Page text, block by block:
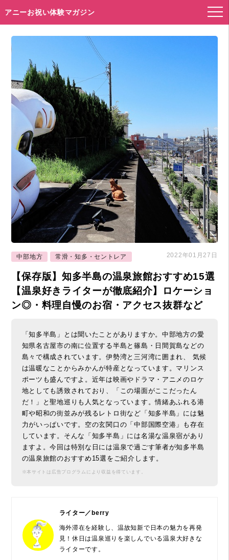
アニーお祝い体験マガジン
中部地方 常滑・知多・セントレア 2022年01月27日
【保存版】知多半島の温泉旅館おすすめ15選
【温泉好きライターが徹底紹介】ロケーショ
ン◎・料理自慢のお宿・アクセス抜群など
「知多半島」とは聞いたことがありますか。中部地方の愛
知県名古屋市の南に位置する半島と篠島・日間賀島などの
島々で構成されています。伊勢湾と三河湾に囲まれ、 気候
は温暖なことからみかんが特産となっています。マリンス
ポーツも盛んですよ。近年は映画やドラマ・アニメのロケ
地としても誘致されており、「この場面がここだったん
だ！」と聖地巡りも人気となっています。情緒あふれる港
町や昭和の街並みが残るレトロ街など「知多半島」には魅
力がいっぱいです。空の玄関口の「中部国際空港」も存在
しています。そんな「知多半島」には名湯な温泉宿があり
ますよ。今回は特別な日には温泉で過ごす筆者が知多半島
の温泉旅館のおすすめ15選をご紹介します。
※本サイトは広告プログラムにより収益を得ています。
ライター／berry
海外滞在を経験し、温故知新で日本の魅力を再発
見！休日は温泉巡りを楽しんでいる温泉大好きな
ライターです。